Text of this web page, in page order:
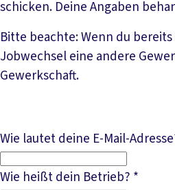
schicken. Deine Angaben
Bitte beachte: Wenn du
Jobwechsel eine andere
Gewerkschaft.
Wie lautet deine E-Mail-
Wie heißt dein Betrieb? *